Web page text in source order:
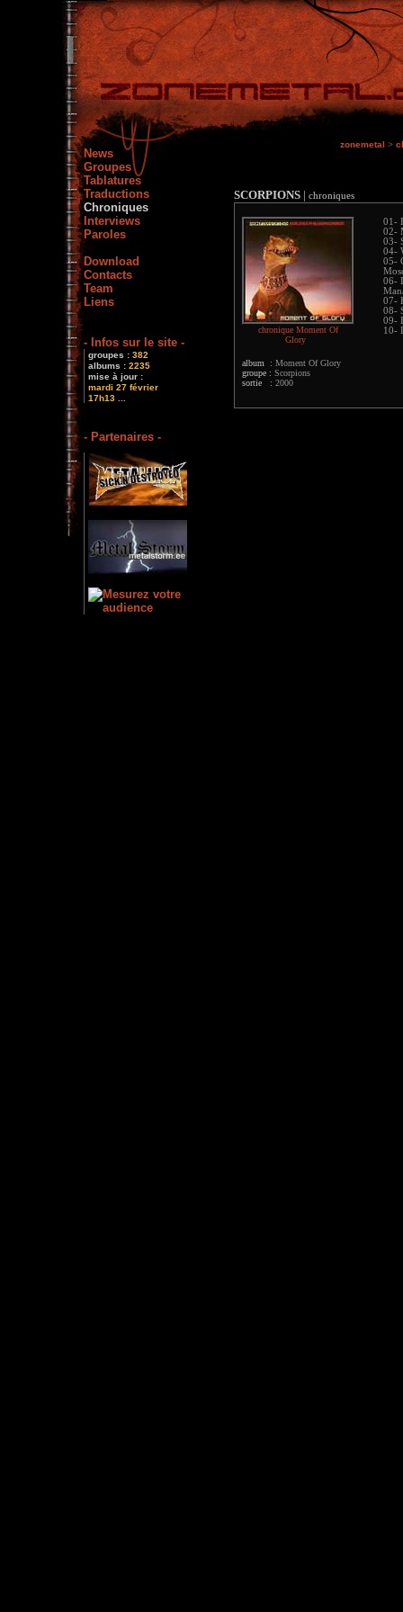
News
Groupes
Tablatures
Traductions
Chroniques
Interviews
Paroles
Download
Contacts
Team
Liens
- Infos sur le site -
groupes : 382
albums : 2235
mise à jour :
mardi 27 février
17h13 ...
- Partenaires -
zonemetal >
SCORPIONS | chroniques
chronique Moment Of
Glory
album : Moment Of Glory
groupe : Scorpions
sortie : 2000
01-
02-
03-
04-
05-
06-
07-
08-
09-
10-